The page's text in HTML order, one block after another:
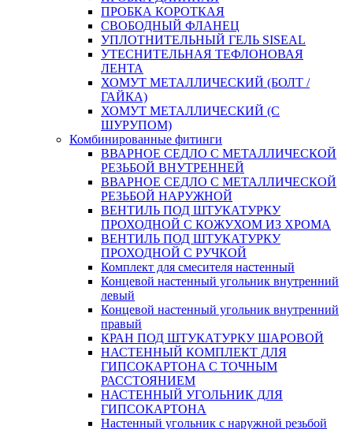
ПРОБКА КОРОТКАЯ
СВОБОДНЫЙ ФЛАНЕЦ
УПЛОТНИТЕЛЬНЫЙ ГЕЛЬ SISEAL
УТЕСНИТЕЛЬНАЯ ТЕФЛОНОВАЯ
ЛЕНТА
ХОМУТ МЕТАЛЛИЧЕСКИЙ (БОЛТ /
ГАЙКА)
ХОМУТ МЕТАЛЛИЧЕСКИЙ (С
ШУРУПОМ)
Комбинированные фитинги
ВВАРНОЕ СЕДЛО С МЕТАЛЛИЧЕСКОЙ
РЕЗЬБОЙ ВНУТРЕННЕЙ
ВВАРНОЕ СЕДЛО С МЕТАЛЛИЧЕСКОЙ
РЕЗЬБОЙ НАРУЖНОЙ
ВЕНТИЛЬ ПОД ШТУКАТУРКУ
ПРОХОДНОЙ С КОЖУХОМ ИЗ ХРОМА
ВЕНТИЛЬ ПОД ШТУКАТУРКУ
ПРОХОДНОЙ С РУЧКОЙ
Комплект для смесителя настенный
Концевой настенный угольник внутренний
левый
Концевой настенный угольник внутренний
правый
КРАН ПОД ШТУКАТУРКУ ШАРОВОЙ
НАСТЕННЫЙ КОМПЛЕКТ ДЛЯ
ГИПСОКАРТОНA С ТОЧНЫМ
РАССТОЯНИЕМ
НАСТЕННЫЙ УГОЛЬНИК ДЛЯ
ГИПСОКАРТОНА
Настенный угольник с наружной резьбой